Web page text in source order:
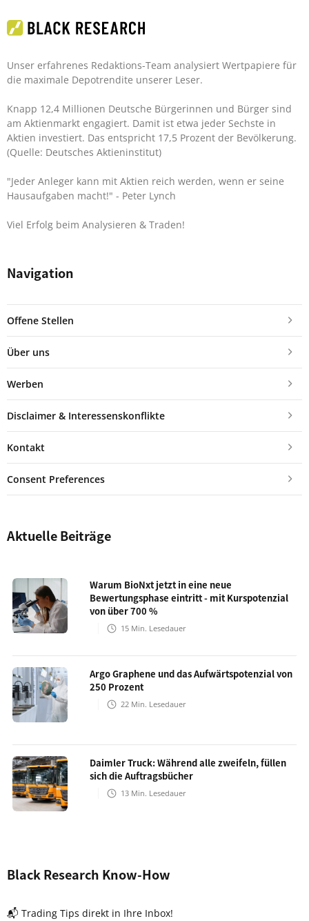
Unser erfahrenes Redaktions-Team analysiert Wertpapiere für
die maximale Depotrendite unserer Leser.
Knapp 12,4 Millionen Deutsche Bürgerinnen und Bürger sind
am Aktienmarkt engagiert. Damit ist etwa jeder Sechste in
Aktien investiert. Das entspricht 17,5 Prozent der Bevölkerung.
(Quelle: Deutsches Aktieninstitut)
"Jeder Anleger kann mit Aktien reich werden, wenn er seine
Hausaufgaben macht!" - Peter Lynch
Viel Erfolg beim Analysieren & Traden!
Navigation
Offene Stellen
Über uns
Werben
Disclaimer & Interessenskonflikte
Kontakt
Consent Preferences
Aktuelle Beiträge
Warum BioNxt jetzt in eine neue
Bewertungsphase eintritt - mit Kurspotenzial
von über 700 %
15 Min. Lesedauer
Argo Graphene und das Aufwärtspotenzial von
250 Prozent
22 Min. Lesedauer
Daimler Truck: Während alle zweifeln, füllen
sich die Auftragsbücher
13 Min. Lesedauer
Black Research Know-How
📬 Trading Tips direkt in Ihre Inbox!